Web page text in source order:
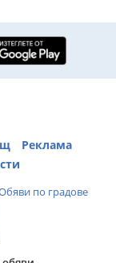
Реклама
по градове